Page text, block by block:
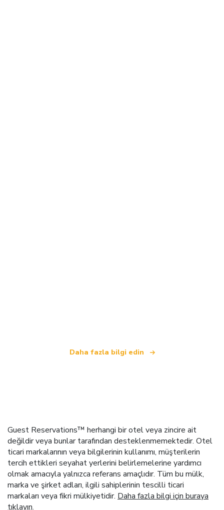
Daha fazla bilgi edin
Guest Reservations™ herhangi bir otel veya zincire ait
değildir veya bunlar tarafından desteklenmemektedir. Otel
ticari markalarının veya bilgilerinin kullanımı, müşterilerin
tercih ettikleri seyahat yerlerini belirlemelerine yardımcı
olmak amacıyla yalnızca referans amaçlıdır. Tüm bu mülk,
marka ve şirket adları, ilgili sahiplerinin tescilli ticari
markaları veya fikri mülkiyetidir. Daha fazla bilgi için buraya
tıklayın.